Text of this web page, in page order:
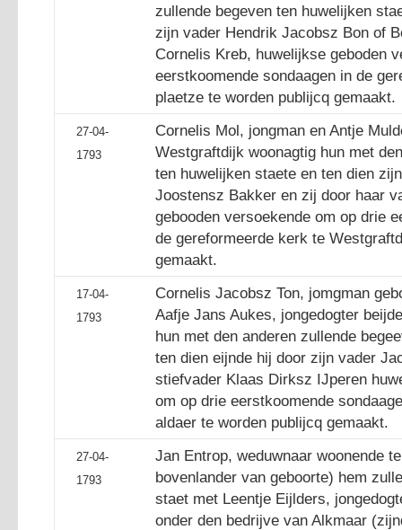
zullende begeven ten huwelijken
zijn vader Hendrik Jacobsz Bon of
Cornelis Kreb, huwelijkse geboden
eerstkoomende sondaagen in de
plaetze te worden publijcq gemaakt.
27-04-
1793
Cornelis Mol, jongman en Antje
Westgraftdijk woonagtig hun met
ten huwelijken staete en ten dien
Joostensz Bakker en zij door haar
gebooden versoekende om op drie
de gereformeerde kerk te
gemaakt.
17-04-
1793
Cornelis Jacobsz Ton, jomgman
Aafje Jans Aukes, jongedogter
hun met den anderen zullende
ten dien eijnde hij door zijn vader
stiefvader Klaas Dirksz IJperen
om op drie eerstkoomende
aldaer te worden publijcq gemaakt.
27-04-
1793
Jan Entrop, weduwnaar woonende
bovenlander van geboorte) hem
staet met Leentje Eijlders,
onder den bedrijve van Alkmaar